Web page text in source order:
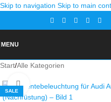
Skip to navigation Skip to main
MENU
Start/Alle Kategorien
SALE
Zoom